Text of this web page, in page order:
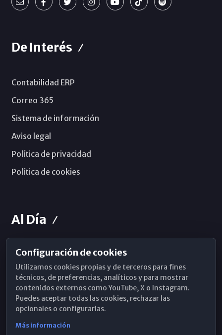
De Interés
Contabilidad ERP
Correo 365
Sistema de información
Aviso legal
Política de privacidad
Política de cookies
Al Día
Horarios de Misa
Hemeroteca
WhatsApp
Configuración de cookies
Utilizamos cookies propias y de terceros para fines
técnicos, de preferencias, analíticos y para mostrar
contenidos externos como YouTube, X o Instagram.
Puedes aceptar todas las cookies, rechazar las
opcionales o configurarlas.
Más información